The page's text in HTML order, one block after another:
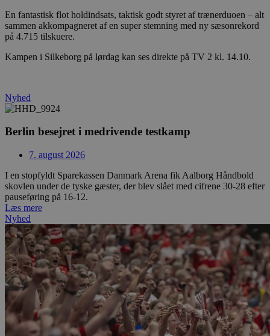
En fantastisk flot holdindsats, taktisk godt styret af trænerduoen – alt
sammen akkompagneret af en super stemning med ny sæsonrekord
på 4.715 tilskuere.
Kampen i Silkeborg på lørdag kan ses direkte på TV 2 kl. 14.10.
Nyhed
Berlin besejret i medrivende testkamp
7. august 2026
I en stopfyldt Sparekassen Danmark Arena fik Aalborg Håndbold
skovlen under de tyske gæster, der blev slået med cifrene 30-28 efter
pauseføring på 16-12.
Læs mere
Nyhed